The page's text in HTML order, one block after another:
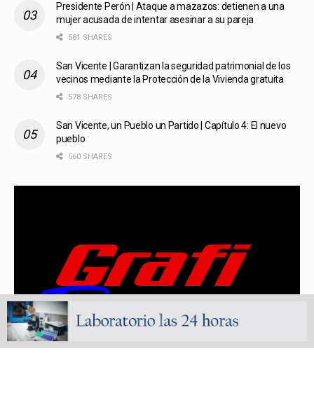
Presidente Perón | Ataque a mazazos: detienen a una
mujer acusada de intentar asesinar a su pareja
581 SHARES
San Vicente | Garantizan la seguridad patrimonial de los
vecinos mediante la Protección de la Vivienda gratuita
578 SHARES
San Vicente, un Pueblo un Partido | Capítulo 4: El nuevo
pueblo
560 SHARES